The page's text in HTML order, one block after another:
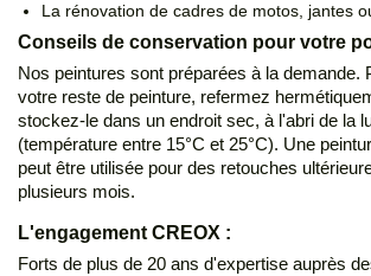
La rénovation de cadres de motos, jantes
Conseils de conservation pour votre
Nos peintures sont préparées à la demande.
votre reste de peinture, refermez
stockez-le dans un endroit sec, à l'abri de la
(température entre 15°C et 25°C). Une
peut être utilisée pour des retouches
plusieurs mois.
L'engagement CREOX :
Forts de plus de 20 ans d'expertise auprès